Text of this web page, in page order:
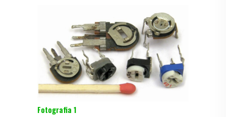
Fotografia 1